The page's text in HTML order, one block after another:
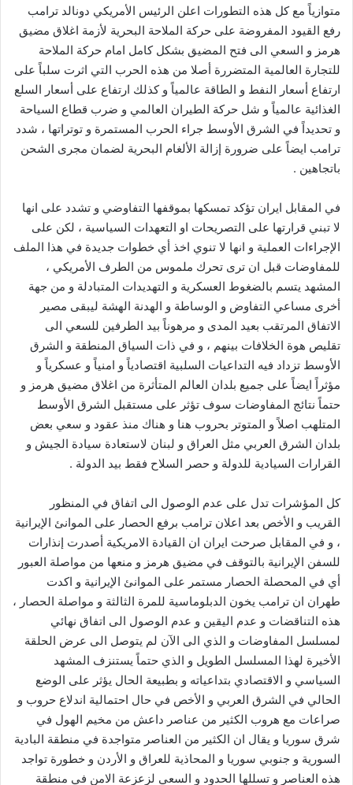
متوازياً مع كل هذه التطورات اعلن الرئيس الأمريكي دونالد ترامب
رفع القيود المفروضة على حركة الملاحة البحرية لأزمة اغلاق مضيق
هرمز و السعي الى فتح المضيق بشكل كامل امام حركة الملاحة
للتجارة العالمية المتضررة أصلا من هذه الحرب التي اثرت سلباً على
ارتفاع أسعار النفط و الطاقة عالمياً و كذلك ارتفاع على أسعار السلع
الغذائية عالمياً و شل حركة الطيران العالمي و ضرب قطاع السياحة
و تحديداً في الشرق الأوسط جراء الحرب المستمرة و توتراتها ، شدد
ترامب ايضاً على ضرورة إزالة الألغام البحرية لضمان مجرى الشحن
باتجاهين .
في المقابل ايران تؤكد تمسكها بموقفها التفاوضي و تشدد على انها
لا تبني قرارتها على التصريحات او التعهدات السياسية ، لكن على
الإجراءات العملية و انها لا تنوي اخذ أي خطوات جديدة في هذا الملف
للمفاوضات قبل ان ترى تحرك ملموس من الطرف الأمريكي ،
المشهد يتسم بالضغوط العسكرية و التهديدات المتبادلة و من جهة
أخرى مساعي التفاوض و الوساطة و الهدنة الهشة ليبقى مصير
الاتفاق المرتقب بعيد المدى و مرهوناً بيد الطرفين للسعي الى
تقليص هوة الخلافات بينهم ، و في ذات السياق المنطقة و الشرق
الأوسط تزداد فيه التداعيات السلبية اقتصادياً و امنياً و عسكرياً و
مؤثراً ايضاً على جميع بلدان العالم المتأثرة من اغلاق مضيق هرمز و
حتماً نتائج المفاوضات سوف تؤثر على مستقبل الشرق الأوسط
المتلهب اصلاً و المتوتر بحروب هنا و هناك منذ عقود و سعي بعض
بلدان الشرق العربي مثل العراق و لبنان لاستعادة سيادة الجيش و
القرارات السيادية للدولة و حصر السلاح فقط بيد الدولة .
كل المؤشرات تدل على عدم الوصول الى اتفاق في المنظور
القريب و الأخص بعد اعلان ترامب برفع الحصار على الموانئ الإيرانية
، و في المقابل صرحت ايران ان القيادة الامريكية أصدرت إنذارات
للسفن الإيرانية بالتوقف في مضيق هرمز و منعها من مواصلة العبور
أي في المحصلة الحصار مستمر على الموانئ الإيرانية و اكدت
طهران ان ترامب يخون الدبلوماسية للمرة الثالثة و مواصلة الحصار ،
هذه التناقضات و عدم اليقين و عدم الوصول الى اتفاق نهائي
لمسلسل المفاوضات و الذي الى الآن لم يتوصل الى عرض الحلقة
الأخيرة لهذا المسلسل الطويل و الذي حتماً يستنزف المشهد
السياسي و الاقتصادي بتداعياته و بطبيعة الحال يؤثر على الوضع
الحالي في الشرق العربي و الأخص في حال احتمالية اندلاع حروب و
صراعات مع هروب الكثير من عناصر داعش من مخيم الهول في
شرق سوريا و يقال ان الكثير من العناصر متواجدة في منطقة البادية
السورية و جنوبي سوريا و المحاذية للعراق و الأردن و خطورة تواجد
هذه العناصر و تسللها الحدود و السعي لزعزعة الامن في منطقة